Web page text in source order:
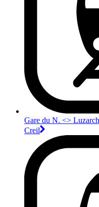
Gare du N. <>︎
Creil